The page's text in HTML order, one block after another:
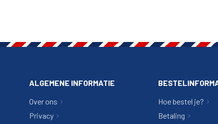
ALGEMENE INFORMATIE
Over ons
Privacy
Hoe bestel je?
Betaling